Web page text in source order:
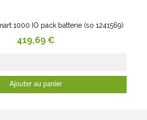
1000 IO pack batterie (so 1241569)
Prix
419,69 €
Ajouter au panier